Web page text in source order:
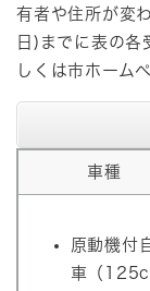
有者や住所が変
日)までに表の各
しくは市ホーム
車種
原動機付
車（